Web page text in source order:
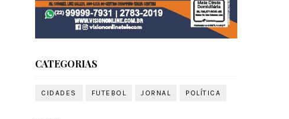
CATEGORIAS
CIDADES FUTEBOL JORNAL POLÍTICA